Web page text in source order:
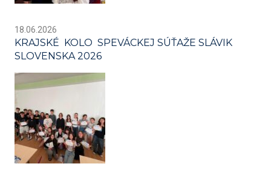
18.06.2026
KRAJSKÉ KOLO SPEVÁCKEJ SÚŤAŽE SLÁVIK
SLOVENSKA 2026